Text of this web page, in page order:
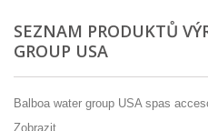
SEZNAM PRODUKTŮ
GROUP USA
Balboa water group USA spas
Zobrazit